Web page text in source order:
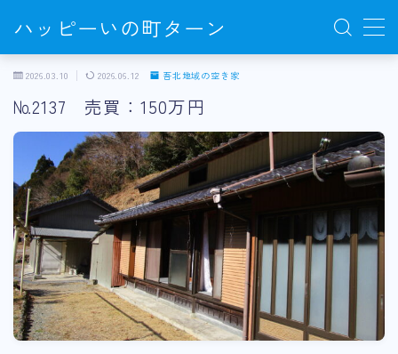
ハッピーいの町ターン
MENU
いの町ってどんなところ？
移住までの流れ
働く
農業/林業
起業/就職
地域おこし協力隊
2026.03.10 2026.06.12 吾北地域の空き家
№2137 売買：150万円